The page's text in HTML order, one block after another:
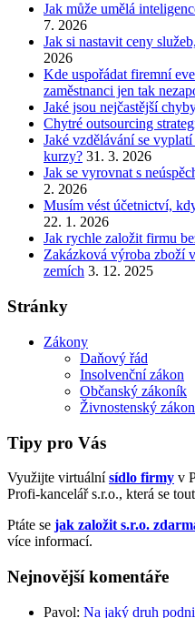
Jak může umělá
7. 2026
Jak si nastavit ceny
2026
Kde uspořádat firemní
zaměstnanci jen tak
Jaké jsou nejčastější
Chytré outsourcing
Jaké vzdělávání se
kurzy? 31. 3. 2026
Jak se vyrovnat s
2. 2026
Musím vést účetnictví,
22. 1. 2026
Jak rychle založit firmu
Zakázková výroba zboží
zemích 3. 12. 2025
Stránky
Zákony
Daňový řád
Insolvenční zákon
Občanský zákoník
Živnostenský zákon
Tipy pro Vás
Využijte virtuálnísídlo firmy v
Profi-kancelář s.r.o., která se
Ptáte se jak založit s.r.o.
více informací.
Nejnovější komentáře
Pavol: Na jaký druh